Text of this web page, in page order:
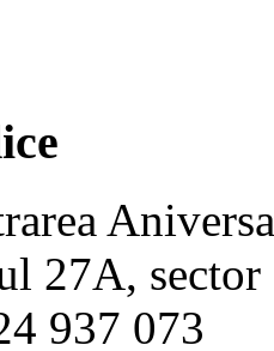
27A, sector
937 073